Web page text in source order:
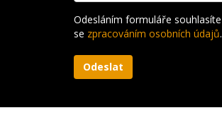
Odesláním formuláře souhlasíte
se zpracováním osobních údajů.